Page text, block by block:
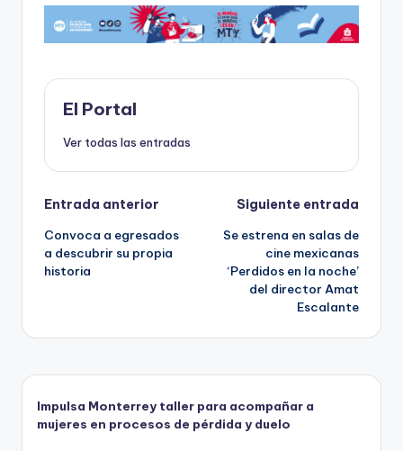
e
b
o
o
k
o
d
o
n
l
ts
A
p
p
ar
ti
El Portal
Ver todas las entradas
Navegación
de
entradas
Entrada anterior
Convoca a egresados
a descubrir su propia
historia
Siguiente entrada
Se estrena en salas de
cine mexicanas
‘Perdidos en la noche’
del director Amat
Escalante
Impulsa Monterrey taller para acompañar a
mujeres en procesos de pérdida y duelo